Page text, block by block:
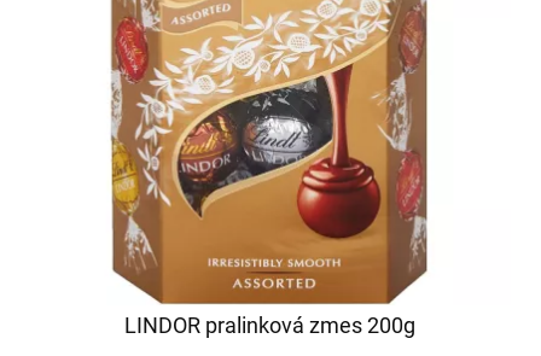
LINDOR pralinková zmes 200g